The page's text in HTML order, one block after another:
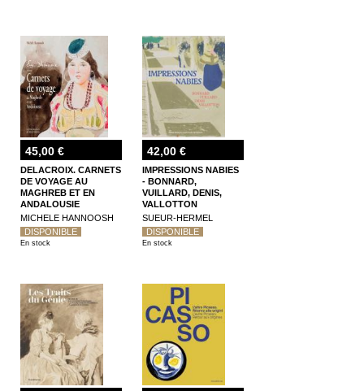
45,00 €
DELACROIX. CARNETS
DE VOYAGE AU
MAGHREB ET EN
ANDALOUSIE
MICHELE HANNOOSH
DISPONIBLE
En stock
42,00 €
IMPRESSIONS NABIES
- BONNARD,
VUILLARD, DENIS,
VALLOTTON
SUEUR-HERMEL
DISPONIBLE
En stock